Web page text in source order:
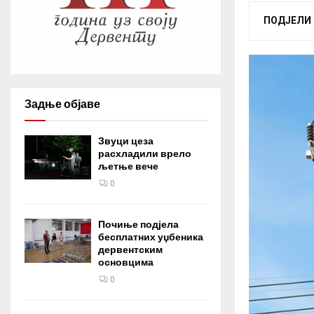
ПОДЈЕЛИ
Задње објаве
Звуци цеза
расхладили врело
љетње вече
0
Почиње подјела
бесплатних уџбеника
дервентским
основцима
0